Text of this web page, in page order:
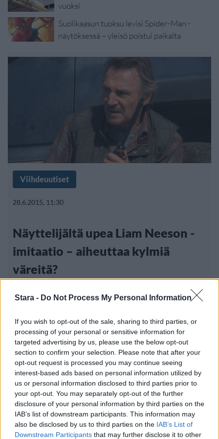
Stara - Do Not Process My Personal Information
If you wish to opt-out of the sale, sharing to third parties, or
processing of your personal or sensitive information for
targeted advertising by us, please use the below opt-out
section to confirm your selection. Please note that after your
opt-out request is processed you may continue seeing
interest-based ads based on personal information utilized by
us or personal information disclosed to third parties prior to
your opt-out. You may separately opt-out of the further
disclosure of your personal information by third parties on the
IAB’s list of downstream participants. This information may
also be disclosed by us to third parties on the IAB’s List of
Downstream Participants that may further disclose it to other
vuoksi
Suolikaasun tuoksu levisi Spider-Man -
näytöksessä – yleisö poistui paikalta
Viihdeuutiset
28.6.2015, 11:30
Näyttelijältä upea Liam Neeson -
imitaatio – aiheuttaa kylmiä
väreitä?
Viihdeuutiset